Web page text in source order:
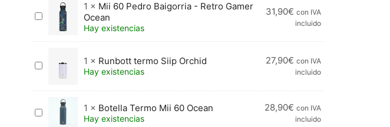
Mii
Pedro
-
Retro
1 × Mii 60 Pedro Baigorria - Retro Gamer
Ocean
Hay existencias
31,90€ con IVA
incluido
Runbott
termo
Siip
Orchid
1 × Runbott termo Siip Orchid
Hay existencias
27,90€ con IVA
incluido
Botella
Termo
1 × Botella Termo Mii 60 Ocean
Hay existencias
28,90€ con IVA
incluido